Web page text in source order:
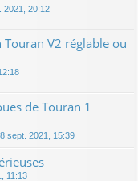
2021, 20:12
Touran V2 réglable ou
de Touran 1
sept. 2021, 15:39
11:13